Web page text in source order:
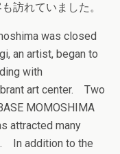
訪れていました。
was closed
an artist, began to
with
art center. Two
MOMOSHIMA
attracted many
In addition to the